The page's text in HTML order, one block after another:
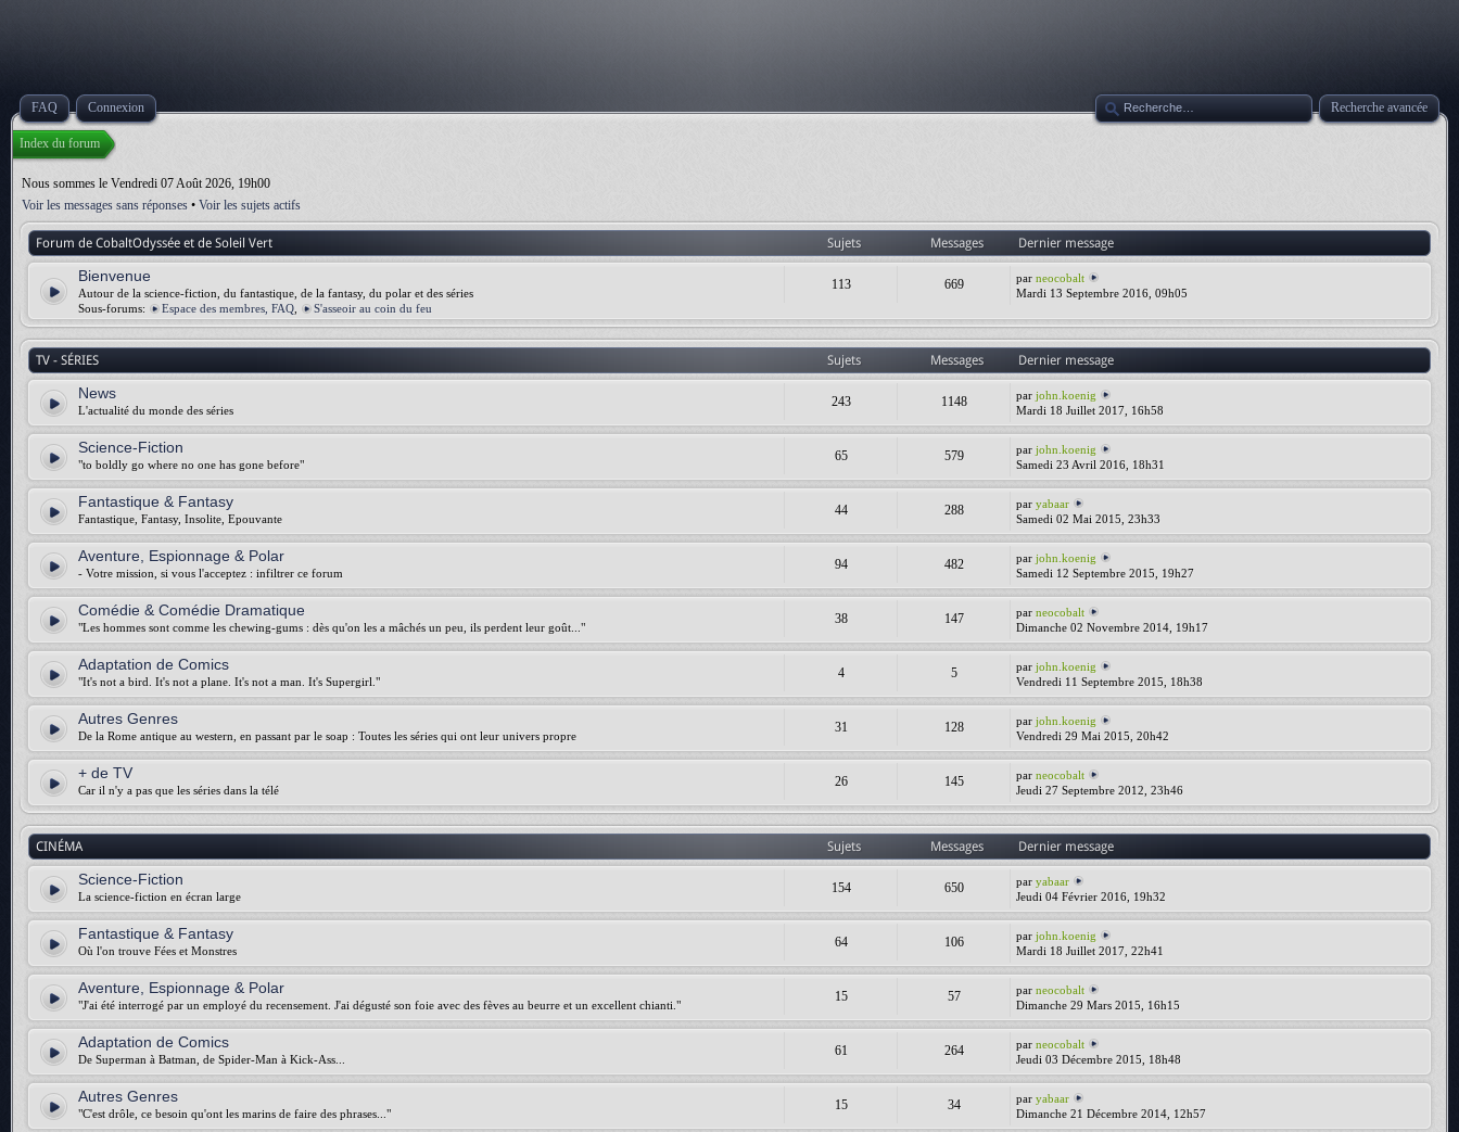
FAQ Connexion Recherche avancée
Index du forum
Nous sommes le Vendredi 07 Août 2026, 19h00
Voir les messages sans réponses • Voir les sujets actifs
Forum de CobaltOdyssée et de Soleil Vert Sujets Messages Dernier message
Bienvenue
Autour de la science-fiction, du fantastique, de la fantasy, du polar et des séries
Sous-forums:
Espace des membres, FAQ S'asseoir au coin du feu
113 669 parneocobalt
Mardi 13 Septembre 2016, 09h05
TV - SÉRIES Sujets Messages Dernier message
News
L'actualité du monde des séries
243 1148 parjohn.koenig
Mardi 18 Juillet 2017, 16h58
Science-Fiction
"to boldly go where no one has gone before"
65 579 parjohn.koenig
Samedi 23 Avril 2016, 18h31
Fantastique & Fantasy
Fantastique, Fantasy, Insolite, Epouvante
44 288 paryabaar
Samedi 02 Mai 2015, 23h33
Aventure, Espionnage & Polar
- Votre mission, si vous l'acceptez : infiltrer ce forum
94 482 parjohn.koenig
Samedi 12 Septembre 2015, 19h27
Comédie & Comédie Dramatique
"Les hommes sont comme les chewing-gums : dès qu'on les a mâchés un peu, ils perdent leur goût..."
38 147 parneocobalt
Dimanche 02 Novembre 2014, 19h17
Adaptation de Comics
"It's not a bird. It's not a plane. It's not a man. It's Supergirl."
4 5 parjohn.koenig
Vendredi 11 Septembre 2015, 18h38
Autres Genres
De la Rome antique au western, en passant par le soap : Toutes les séries qui ont leur univers propre
31 128 parjohn.koenig
Vendredi 29 Mai 2015, 20h42
+ de TV
Car il n'y a pas que les séries dans la télé
26 145 parneocobalt
Jeudi 27 Septembre 2012, 23h46
CINÉMA Sujets Messages Dernier message
Science-Fiction
La science-fiction en écran large
154 650 paryabaar
Jeudi 04 Février 2016, 19h32
Fantastique & Fantasy
Où l'on trouve Fées et Monstres
64 106 parjohn.koenig
Mardi 18 Juillet 2017, 22h41
Aventure, Espionnage & Polar
"J'ai été interrogé par un employé du recensement. J'ai dégusté son foie avec des fèves au beurre et un excellent chianti."
15 57 parneocobalt
Dimanche 29 Mars 2015, 16h15
Adaptation de Comics
De Superman à Batman, de Spider-Man à Kick-Ass...
61 264 parneocobalt
Jeudi 03 Décembre 2015, 18h48
Autres Genres
"C'est drôle, ce besoin qu'ont les marins de faire des phrases..."
15 34 paryabaar
Dimanche 21 Décembre 2014, 12h57